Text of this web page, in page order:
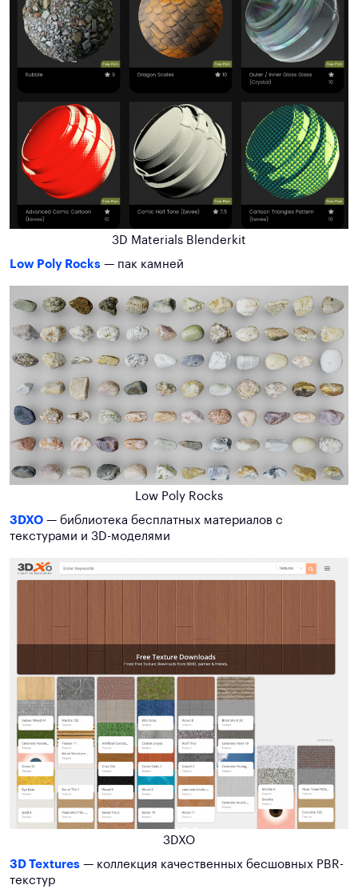
3D Materials Blenderkit
Low Poly Rocks — пак камней
Low Poly Rocks
3DXO — библиотека бесплатных материалов с
текстурами и 3D-моделями
3DXO
3D Textures — коллекция качественных бесшовных PBR-
текстур